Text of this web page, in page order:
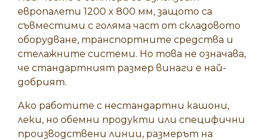
европалети 1200 x 800 мм, защото са
съвместими с голяма част от складовото
оборудване, транспортните средства и
стелажните системи. Но това не означава,
че стандартният размер винаги е най-
добрият.
Ако работите с нестандартни кашони,
леки, но обемни продукти или специфични
производствени линии, размерът на